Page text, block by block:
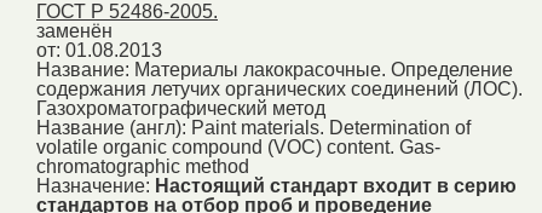
ГОСТ Р 52486-2005.
заменён
от: 01.08.2013
Название: Материалы лакокрасочные. Определение
содержания летучих органических соединений (ЛОС).
Газохроматографический метод
Название (англ): Paint materials. Determination of
volatile organic compound (VOC) content. Gas-
chromatographic method
Назначение: Настоящий стандарт входит в серию
стандартов на отбор проб и проведение